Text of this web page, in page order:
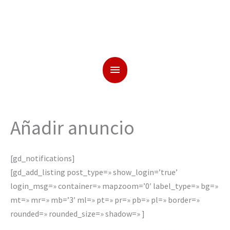
Añadir anuncio
[gd_notifications]
[gd_add_listing post_type=» show_login=’true’
login_msg=» container=» mapzoom=’0′ label_type=» bg=»
mt=» mr=» mb=’3′ ml=» pt=» pr=» pb=» pl=» border=»
rounded=» rounded_size=» shadow=» ]